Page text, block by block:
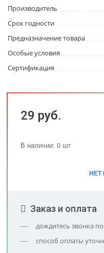
Производитель
Срок годности
Предназначение товара
Особые условия
Сертификация
29 руб.
В наличии: 0 шт
НЕТ
Заказ и оплата
дождитесь звонка
способ оплаты